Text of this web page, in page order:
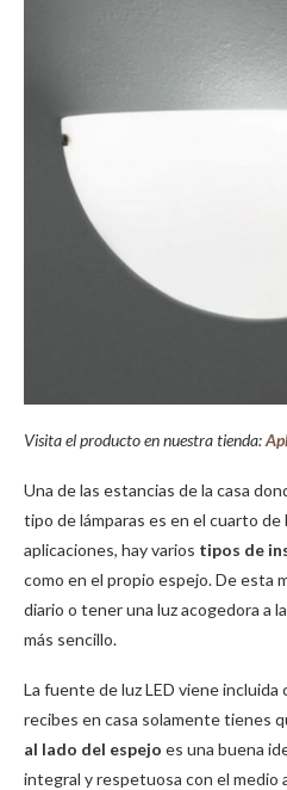
Visita el producto en nuestra tienda:
Una de las estancias de la casa
tipo de lámparas es en el cuarto de
aplicaciones, hay varios tipos de
como en el propio espejo.De esta
diario o tener una luz acogedora a
más sencillo.
La fuente de luz LED viene incluida
recibes en casa solamente tienes
al lado del espejo es una buena
integral y respetuosa con el medio